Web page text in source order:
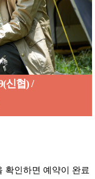
신협) /
확인하면 예약이 완료